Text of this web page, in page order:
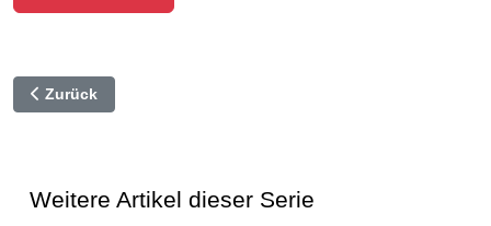
Vorheriger Beitrag: Classic Cars - Ford Motor Company
Zurück
Weitere Artikel dieser Serie